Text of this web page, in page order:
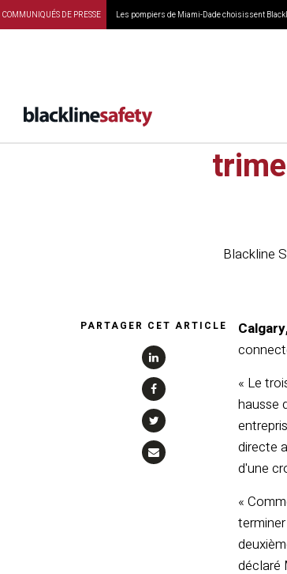
COMMUNIQUÉS DE PRESSE Les pompiers de Miami-Dade choisissent
Blackline
PARTAGER CET ARTICLE
« Le
hausse
directe
d'une
«
déclaré